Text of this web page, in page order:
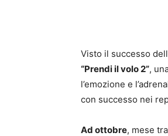
Visto il successo
“Prendi il volo 2”,
l’emozione e
con successo nei
Ad ottobre, mese